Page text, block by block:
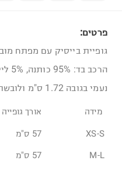
פרטים:
גופיית בייסיק עם מפתח
הרכב בד: 95% כותנה, 5% לייקרה
נעמי בגובה 1.72 ס"מ ולובשת מידה XS/S
מידה אורך גופייה
XS-S 57 ס"מ
M-L 57 ס"מ